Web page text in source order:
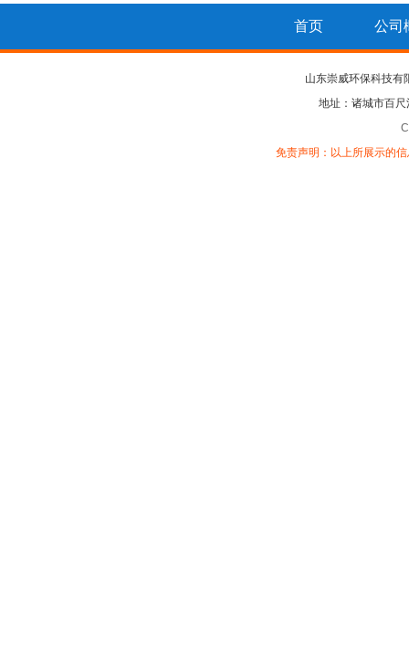
首页 公司
山东崇威环保科技有
地址：诸城市百
免责声明：以上所展示的